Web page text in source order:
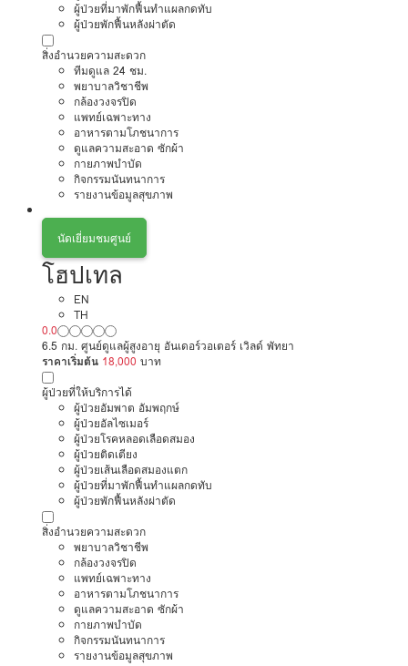
ผู้ป่วยที่มาพักฟื้นทำแผลกดทับ
ผู้ป่วยพักฟื้นหลังผ่าตัด
สิ่งอำนวยความสะดวก
ทีมดูแล 24 ชม.
พยาบาลวิชาชีพ
กล้องวงจรปิด
แพทย์เฉพาะทาง
อาหารตามโภชนาการ
ดูแลความสะอาด ซักผ้า
กายภาพบำบัด
กิจกรรมนันทนาการ
รายงานข้อมูลสุขภาพ
นัดเยี่ยมชมศูนย์
โฮปเทล
EN
TH
0.0
6.5 กม. ศูนย์ดูแลผู้สูงอายุ อันเดอร์วอเตอร์ เวิลด์ พัทยา
ราคาเริ่มต้น 18,000 บาท
ผู้ป่วยที่ให้บริการได้
ผู้ป่วยอัมพาต อัมพฤกษ์
ผู้ป่วยอัลไซเมอร์
ผู้ป่วยโรคหลอดเลือดสมอง
ผู้ป่วยติดเตียง
ผู้ป่วยเส้นเลือดสมองแตก
ผู้ป่วยที่มาพักฟื้นทำแผลกดทับ
ผู้ป่วยพักฟื้นหลังผ่าตัด
สิ่งอำนวยความสะดวก
พยาบาลวิชาชีพ
กล้องวงจรปิด
แพทย์เฉพาะทาง
อาหารตามโภชนาการ
ดูแลความสะอาด ซักผ้า
กายภาพบำบัด
กิจกรรมนันทนาการ
รายงานข้อมูลสุขภาพ